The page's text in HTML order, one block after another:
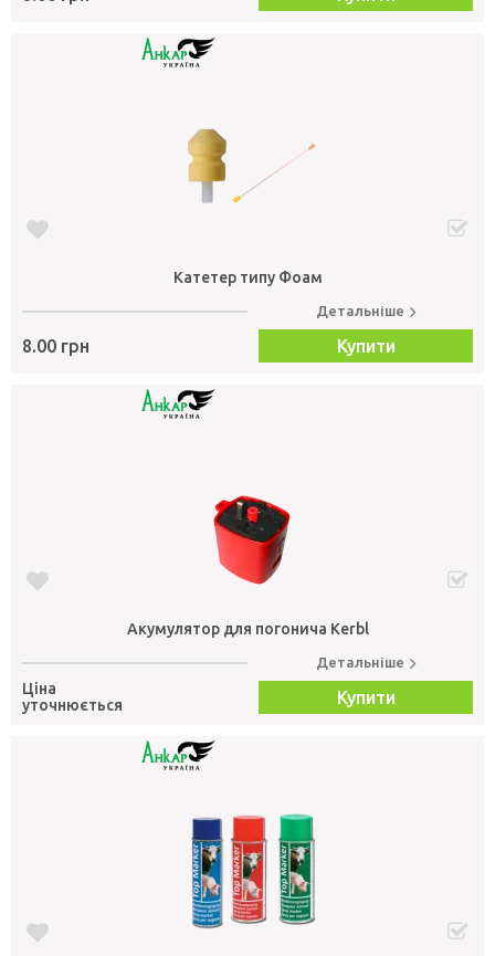
Катетер типу Фоам
8.00 грн
Детальніше
Купити
Акумулятор для погонича Kerbl
Ціна
уточнюється
Детальніше
Купити